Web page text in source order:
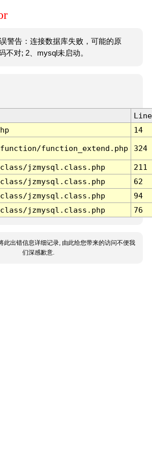
警告：连接数据库失败，可能的原
不对; 2、mysql未启动。
Line
14
function_extend.php 324
jzmysql.class.php
211
jzmysql.class.php
62
jzmysql.class.php
94
jzmysql.class.php 76
此出错信息详细记录, 由此给您带来的访问不便我
们深感歉意.